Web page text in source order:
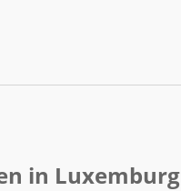
in Luxemburg